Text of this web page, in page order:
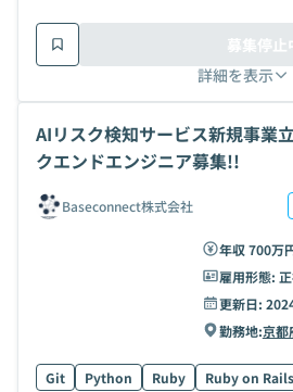
詳細を表示
募集停止
AIリスク検知サービス新規事業
クエンドエンジニア募集!!
Baseconnect株式会社
年収 700万
雇用形態:
更新日:
勤務地:京都
Git Python Ruby Ruby on Rails